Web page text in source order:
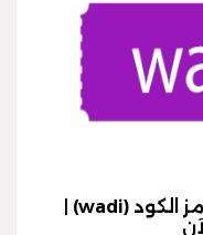
أقوى كوبون خصم رفيق | رمز الكود (wadi) |